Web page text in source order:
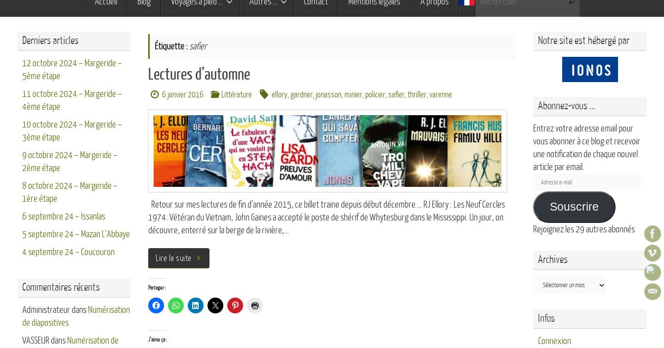
Étiquette : safier
Lectures d’automne
6 janvier 2016 Littérature ellory, gardner, jonasson, minier, policier,safier,thriller,varenne
Retour sur mes lectures de fin d’année 2015, ce billet traine depuis début décembre … RJ Ellory : Les Neuf Cercles
1974. Vétéran du Vietnam, John Gaines a accepté le poste de shérif de Whytesburg dans le Mississippi. Un jour, on
découvre, enterré sur la berge de la rivière,…
Lire la suite
Partager :
J’aime ça :
Derniers articles
12 octobre 2024 – Margeride –
5ème étape
11 octobre 2024 – Margeride –
4ème étape
10 octobre 2024 – Margeride –
3ème étape
9 octobre 2024 – Margeride –
2ème étape
8 octobre 2024 – Margeride –
1ère étape
6 septembre 24 – Issanlas
5 septembre 24 – Mazan L’Abbaye
4 septembre 24 – Coucouron
Commentaires récents
Administrateurdans Numérisation
de diapositives
VASSEUR dans Numérisation de
Notre site est hébergé par
Abonnez-vous ...
Entrez votre adresse email pour
vous abonner à ce blog et recevoir
une notification de chaque nouvel
article par email.
Adresse
e-
mail
Souscrire
Rejoignez les 29 autres abonnés
Archives
Archives
Infos
Connexion